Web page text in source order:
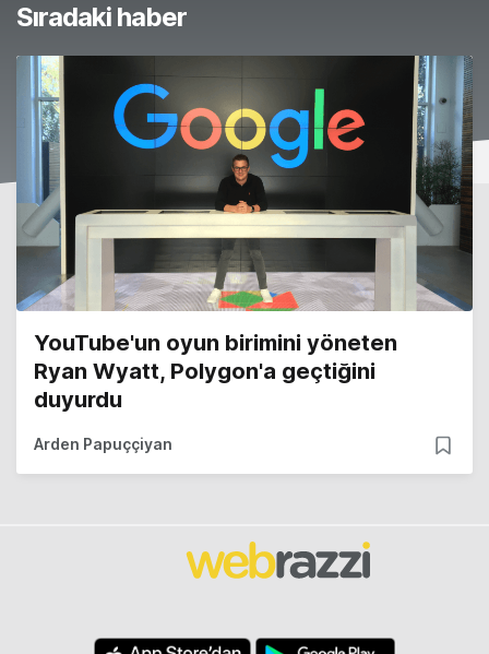
Sıradaki haber
YouTube'un oyun birimini yöneten
Ryan Wyatt, Polygon'a geçtiğini
duyurdu
Arden Papuççiyan